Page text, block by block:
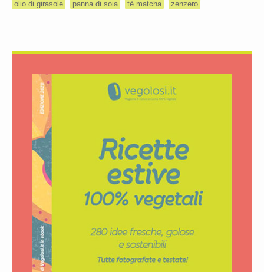
olio di girasole
panna di soia tè matcha zenzero